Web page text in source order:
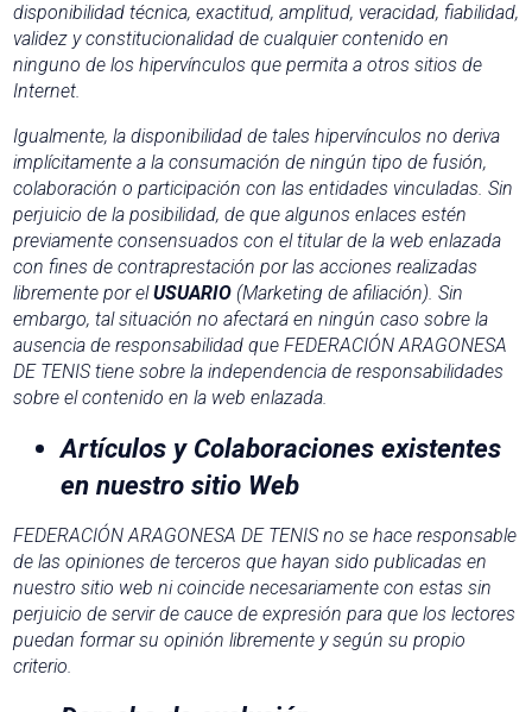
disponibilidad técnica, exactitud, amplitud, veracidad, fiabilidad,
validez y constitucionalidad de cualquier contenido en
ninguno de los hipervínculos que permita a otros sitios de
Internet.
Igualmente, la disponibilidad de tales hipervínculos no deriva
implícitamente a la consumación de ningún tipo de fusión,
colaboración o participación con las entidades vinculadas. Sin
perjuicio de la posibilidad, de que algunos enlaces estén
previamente consensuados con el titular de la web enlazada
con fines de contraprestación por las acciones realizadas
libremente por elUSUARIO (Marketing de afiliación). Sin
embargo, tal situación no afectará en ningún caso sobre la
ausencia de responsabilidad que FEDERACIÓN ARAGONESA
DE TENIS tiene sobre la independencia de responsabilidades
sobre el contenido en la web enlazada.
Artículos y Colaboraciones existentes
en nuestro sitio Web
FEDERACIÓN ARAGONESA DE TENIS no se hace responsable
de las opiniones de terceros que hayan sido publicadas en
nuestro sitio web ni coincide necesariamente con estas sin
perjuicio de servir de cauce de expresión para que los lectores
puedan formar su opinión libremente y según su propio
criterio.